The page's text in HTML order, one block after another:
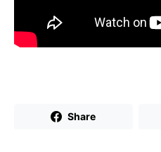
Share